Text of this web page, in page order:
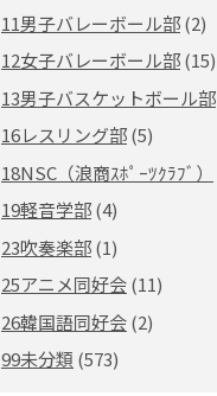
11男子バレーボール部(2)
12女子バレーボール部(15)
13男子バスケットボール部
16レスリング部(5)
18NSC（浪商ｽﾎﾟｰﾂｸﾗﾌﾞ）
19軽音学部(4)
23吹奏楽部(1)
25アニメ同好会(11)
26韓国語同好会(2)
99未分類 (573)